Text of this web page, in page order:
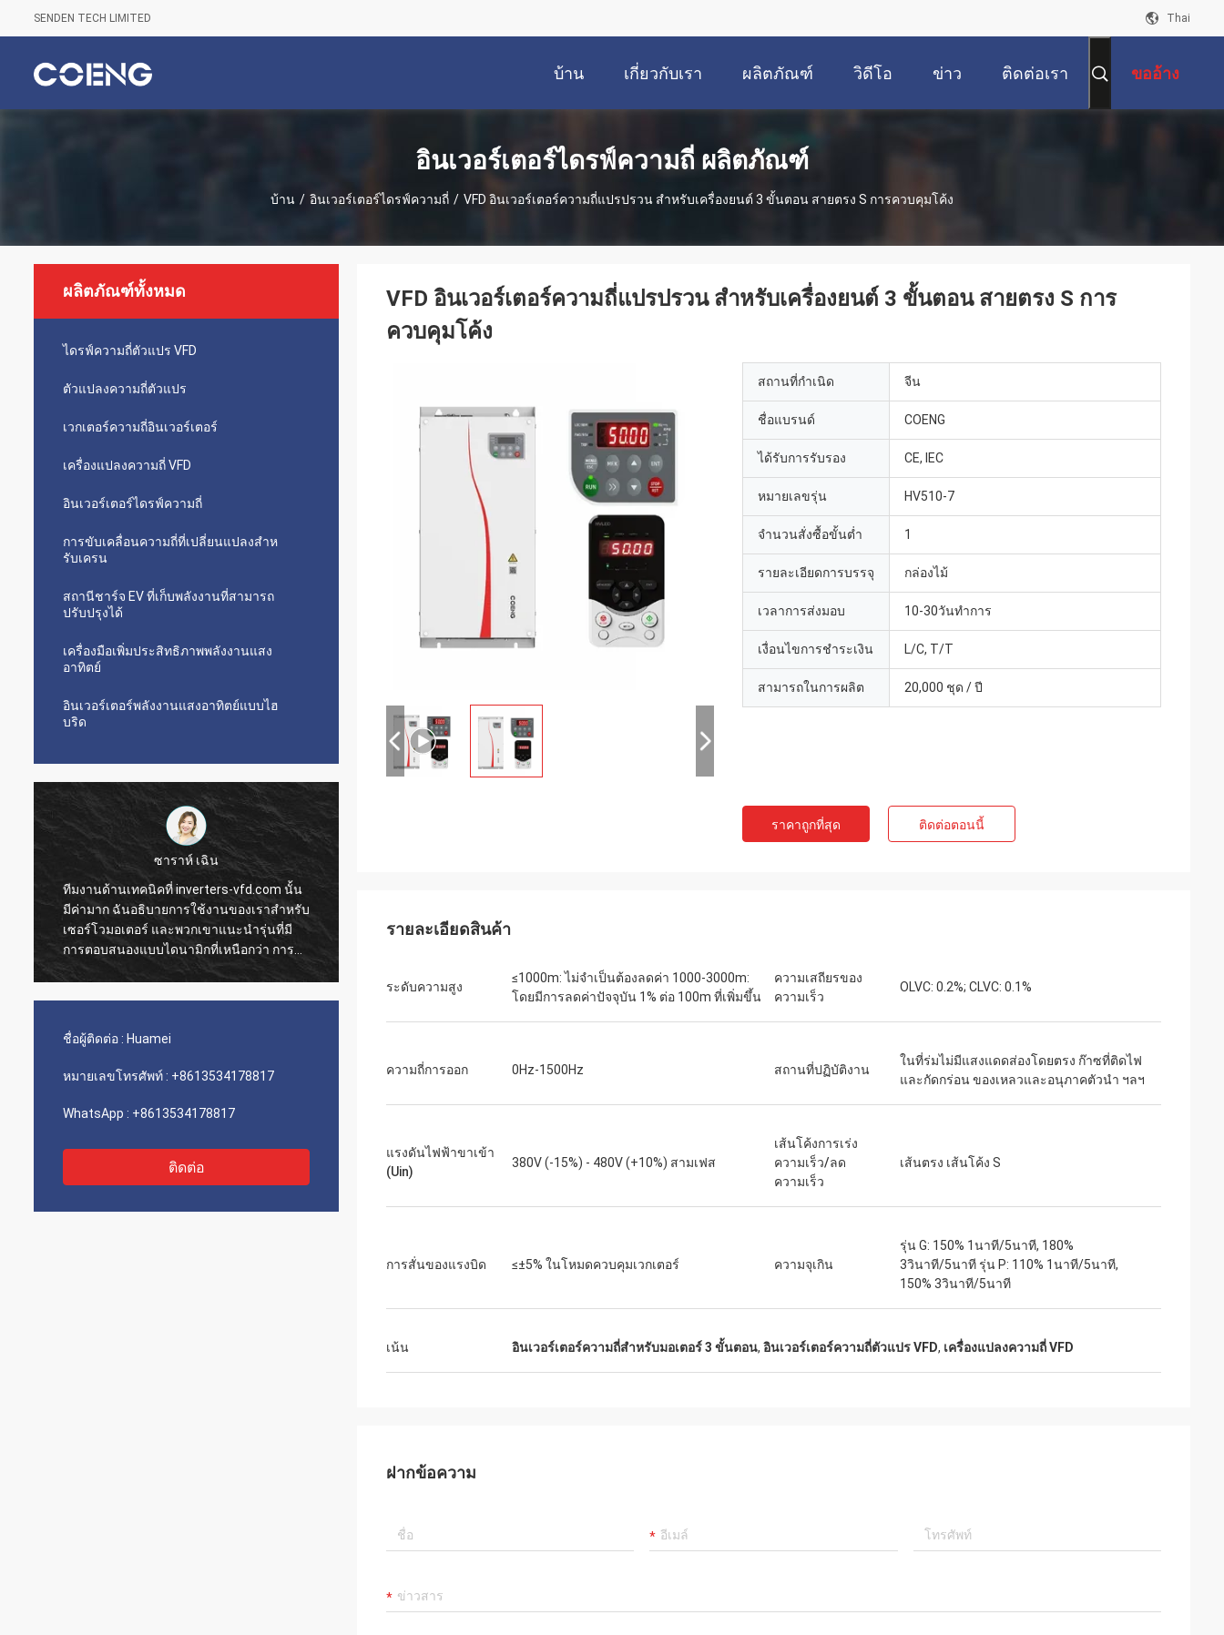
SENDEN TECH LIMITED Thai
บ้าน เกี่ยวกับเรา ผลิตภัณฑ์ วิดีโอ ข่าว ติดต่อเรา ขออ้าง
อินเวอร์เตอร์ไดรฟ์ความถี่ ผลิตภัณฑ์
บ้าน / อินเวอร์เตอร์ไดรฟ์ความถี่ / VFD อินเวอร์เตอร์ความถี่แปรปรวน สําหรับเครื่องยนต์ 3 ขั้นตอน สายตรง S การควบคุมโค้ง
ผลิตภัณฑ์ทั้งหมด
ไดรฟ์ความถี่ตัวแปร VFD
ตัวแปลงความถี่ตัวแปร
เวกเตอร์ความถี่อินเวอร์เตอร์
เครื่องแปลงความถี่ VFD
อินเวอร์เตอร์ไดรฟ์ความถี่
การขับเคลื่อนความถี่ที่เปลี่ยนแปลงสําห
รับเครน
สถานีชาร์จ EV ที่เก็บพลังงานที่สามารถ
ปรับปรุงได้
เครื่องมือเพิ่มประสิทธิภาพพลังงานแสง
อาทิตย์
อินเวอร์เตอร์พลังงานแสงอาทิตย์แบบไฮ
บริด
ซาราห์ เฉิน
ทีมงานด้านเทคนิคที่ inverters-vfd.com นั้น
มีค่ามาก ฉันอธิบายการใช้งานของเราสำหรับ
เซอร์โวมอเตอร์ และพวกเขาแนะนำรุ่นที่มี
การตอบสนองแบบไดนามิกที่เหนือกว่า การ
ติดตั้งเป็นไปอย่างราบรื่น และความแม่นยำได้
ประสิทธิภาพสูง!
ความรวดเร็วอย่างน่าประหลาดใจ นับตั้งแต่
เรามีความเสถียรมากขึ้น เราประทับใจกับการ
ขนส่งและการทำงานที่แข็งแกร่งของส่วน
แบรนด์ดังที่เราเคยใช้ ในราคาเพียงเศษเสี้ยว
เหมาะอย่างยิ่งสำหรับการใช้งานเฉพาะทาง
เสถียรของมันช่วยขจัดปัญหาการสะดุดบ่อย
ชื่อผู้ติดต่อ : Huamei
หมายเลขโทรศัพท์ : +8613534178817
WhatsApp : +8613534178817
ติดต่อ
VFD อินเวอร์เตอร์ความถี่แปรปรวน สําหรับเครื่องยนต์ 3 ขั้นตอน สายตรง S การ
ควบคุมโค้ง
สถานที่กำเนิด จีน
ชื่อแบรนด์ COENG
ได้รับการรับรอง CE, IEC
หมายเลขรุ่น HV510-7
จำนวนสั่งซื้อขั้นต่ำ 1
รายละเอียดการบรรจุ กล่องไม้
เวลาการส่งมอบ 10-30วันทำการ
เงื่อนไขการชำระเงิน L/C, T/T
สามารถในการผลิต 20,000 ชุด / ปี
ราคาถูกที่สุด ติดต่อตอนนี้
รายละเอียดสินค้า
ระดับความสูง
≤1000m: ไม่จำเป็นต้องลดค่า 1000-3000m:
โดยมีการลดค่าปัจจุบัน 1% ต่อ 100m ที่เพิ่มขึ้น
ความเสถียรของ
ความเร็ว
OLVC: 0.2%; CLVC: 0.1%
ความถี่การออก 0Hz-1500Hz สถานที่ปฏิบัติงาน
ในที่ร่มไม่มีแสงแดดส่องโดยตรง ก๊าซที่ติดไฟ
และกัดกร่อน ของเหลวและอนุภาคตัวนำ ฯลฯ
แรงดันไฟฟ้าขาเข้า
(Uin)
380V (-15%) - 480V (+10%) สามเฟส
เส้นโค้งการเร่ง
ความเร็ว/ลด
ความเร็ว
เส้นตรง เส้นโค้ง S
การสั่นของแรงบิด ≤±5% ในโหมดควบคุมเวกเตอร์ ความจุเกิน
รุ่น G: 150% 1นาที/5นาที, 180%
3วินาที/5นาที รุ่น P: 110% 1นาที/5นาที,
150% 3วินาที/5นาที
เน้น อินเวอร์เตอร์ความถี่สําหรับมอเตอร์ 3 ขั้นตอน, อินเวอร์เตอร์ความถี่ตัวแปร VFD, เครื่องแปลงความถี่ VFD
ฝากข้อความ